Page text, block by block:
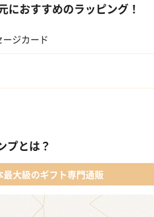
におすすめのラッピング！
ジカード
プとは？
最大級のギフト専門通販